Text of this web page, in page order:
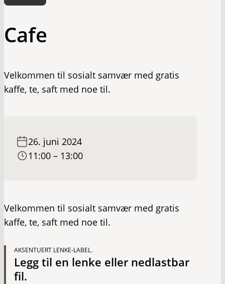
Cafe
Velkommen til sosialt samvær med gratis
kaffe, te, saft med noe til.
26. juni 2024
11:00 – 13:00
Velkommen til sosialt samvær med gratis
kaffe, te, saft med noe til.
AKSENTUERT LENKE-LABEL.
Legg til en lenke eller nedlastbar
fil.